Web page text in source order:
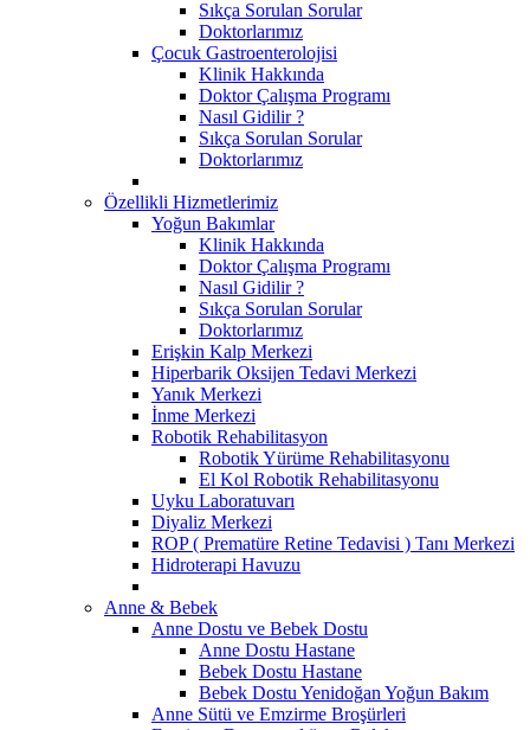
Sıkça Sorulan Sorular
Doktorlarımız
Çocuk Gastroenterolojisi
Klinik Hakkında
Doktor Çalışma Programı
Nasıl Gidilir ?
Sıkça Sorulan Sorular
Doktorlarımız
Özellikli Hizmetlerimiz
Yoğun Bakımlar
Klinik Hakkında
Doktor Çalışma Programı
Nasıl Gidilir ?
Sıkça Sorulan Sorular
Doktorlarımız
Erişkin Kalp Merkezi
Hiperbarik Oksijen Tedavi Merkezi
Yanık Merkezi
İnme Merkezi
Robotik Rehabilitasyon
Robotik Yürüme Rehabilitasyonu
El Kol Robotik Rehabilitasyonu
Uyku Laboratuvarı
Diyaliz Merkezi
ROP ( Prematüre Retine Tedavisi ) Tanı Merkezi
Hidroterapi Havuzu
Anne & Bebek
Anne Dostu ve Bebek Dostu
Anne Dostu Hastane
Bebek Dostu Hastane
Bebek Dostu Yenidoğan Yoğun Bakım
Anne Sütü ve Emzirme Broşürleri